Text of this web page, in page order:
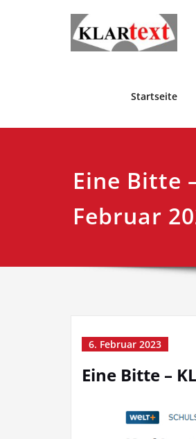
Startseite
Eine Bitte
Februar
6. Februar 2023
Eine Bitte –